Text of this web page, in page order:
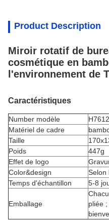
Product Description
Miroir rotatif de
cosmétique en
l'environnement de
Caractéristiques
Number modèle
H7612
Matériel de cadre
Taille
Poids
447g
Effet de logo
Color&design
Selon
Temps d'échantillon
5-8
Emballage
pliée